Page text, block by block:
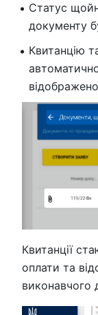
Статус
документу
Квитанцію
Квитанції
оплати та
виконавчого